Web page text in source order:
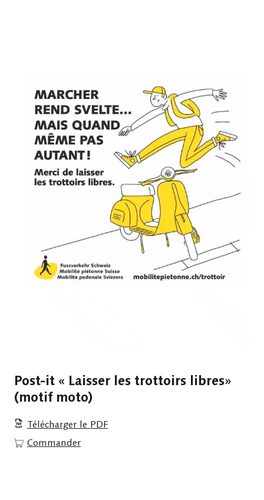
Post-it « Laisser les trottoirs libres»
(motif moto)
Télécharger le PDF
Commander